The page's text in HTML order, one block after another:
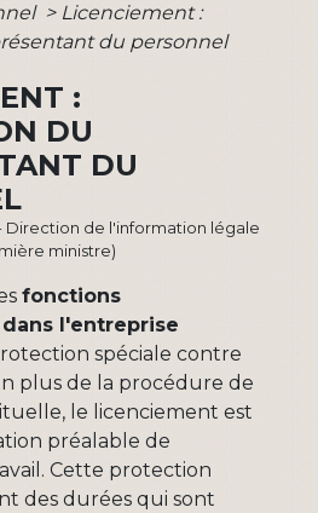
> Licenciement :
du personnel
:
DU
DU
Direction de l'information légale
ministre)
fonctions
l'entreprise
spéciale contre
plus de la procédure de
le licenciement est
préalable de
Cette protection
des durées qui sont